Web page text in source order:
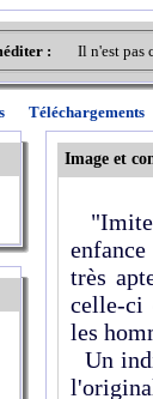
: Il n'est pas
Téléchargements
Image et
très
celle-ci
les
Un